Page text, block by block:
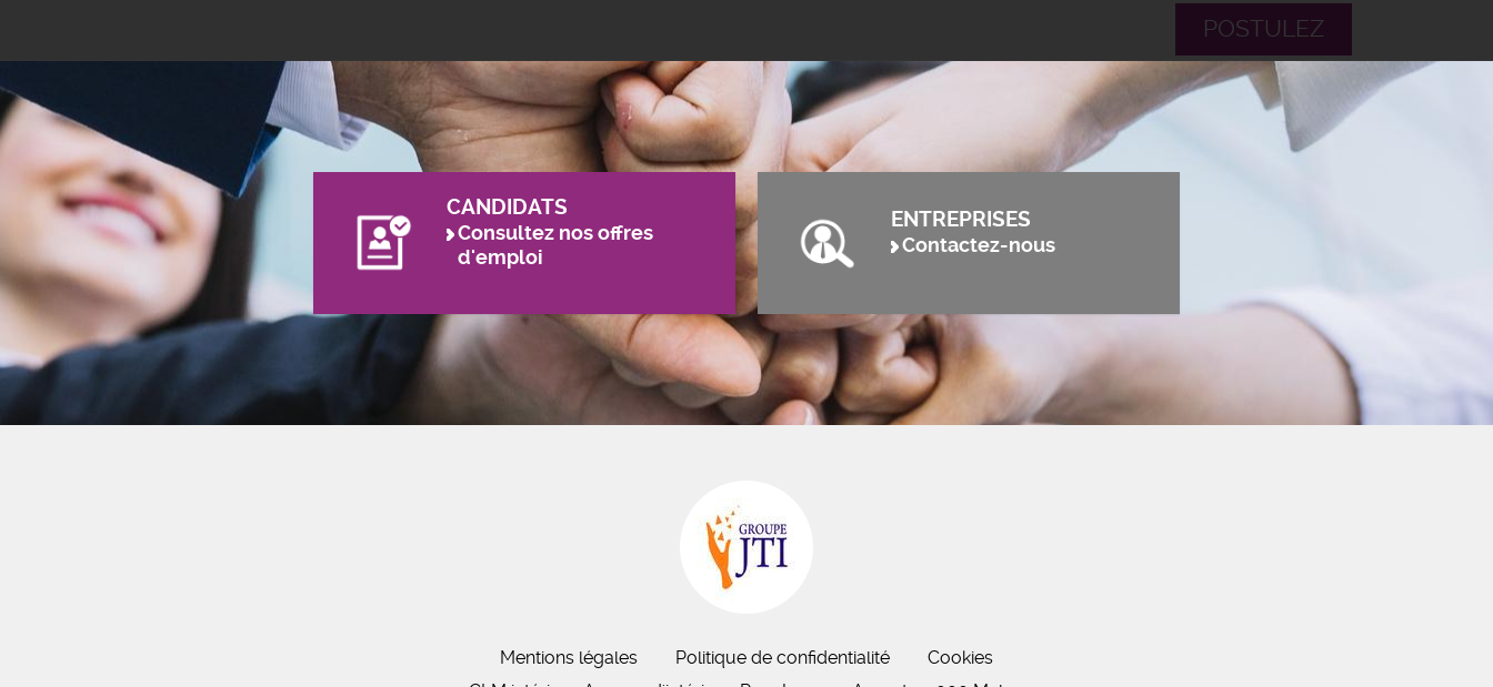
POSTULEZ
CANDIDATS
Consultez nos offres
d'emploi
ENTREPRISES
Contactez-nous
Mentions légales Politique de confidentialité
Cookies